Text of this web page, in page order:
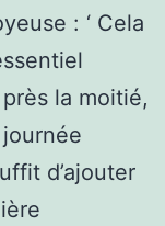
: ‘ Cela
la moitié,
d’ajouter